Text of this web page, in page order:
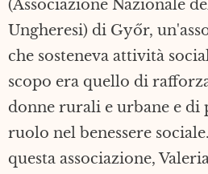
(Associazione Nazionale
Ungheresi) di Győr,
che sosteneva attività
scopo era quello di
donne rurali e urbane e
ruolo nel benessere
questa associazione,